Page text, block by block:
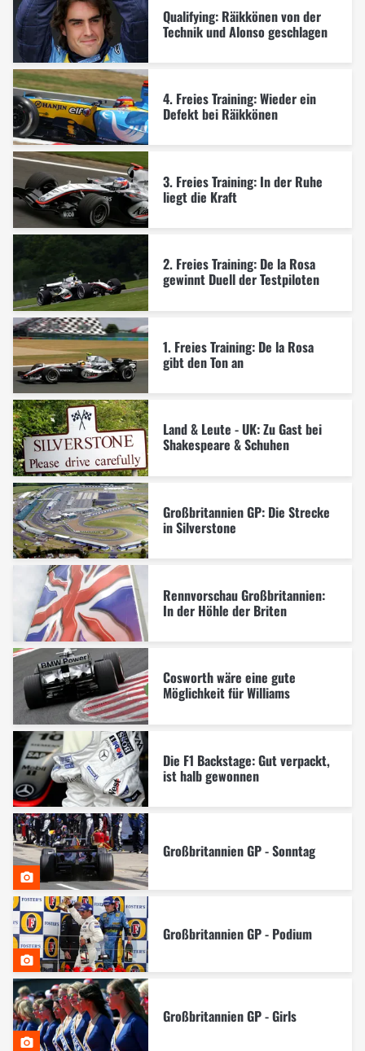
Qualifying: Räikkönen von der
Technik und Alonso geschlagen
4. Freies Training: Wieder ein
Defekt bei Räikkönen
3. Freies Training: In der Ruhe
liegt die Kraft
2. Freies Training: De la Rosa
gewinnt Duell der Testpiloten
1. Freies Training: De la Rosa
gibt den Ton an
Land & Leute - UK: Zu Gast bei
Shakespeare & Schuhen
Großbritannien GP: Die Strecke
in Silverstone
Rennvorschau Großbritannien:
In der Höhle der Briten
Cosworth wäre eine gute
Möglichkeit für Williams
Die F1 Backstage: Gut verpackt,
ist halb gewonnen
Großbritannien GP - Sonntag
Großbritannien GP - Podium
Großbritannien GP - Girls